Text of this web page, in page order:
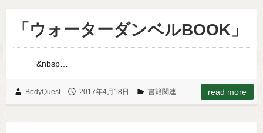
「ウォーターダンベルBOOK」
&nbsp…
BodyQuest 2017年4月18日 書籍関連 read more